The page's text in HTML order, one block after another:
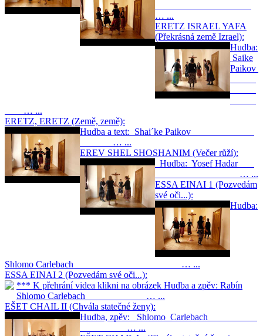
… ...
ERETZ ISRAEL YAFA
(Překrásná země Izrael):
Hudba:
Saike
Paikov
… ...
ERETZ, ERETZ (Země, země):
Hudba a text: Shai´ke Paikov
… ...
EREV SHEL SHOSHANIM (Večer růží):
Hudba: Yosef Hadar
… ...
ESSA EINAI 1 (Pozvedám
své oči...):
Hudba:
Shlomo Carlebach … ...
ESSA EINAI 2 (Pozvedám své oči...):
*** K přehrání videa klikni na obrázek Hudba a zpěv: Rabín
Shlomo Carlebach … ...
EŠET CHAIL II (Chvála statečné ženy):
Hudba, zpěv: Shlomo Carlebach
… ...